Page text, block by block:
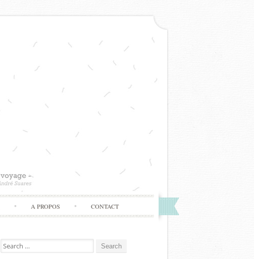
A PROPOS CONTACT
Search
for: